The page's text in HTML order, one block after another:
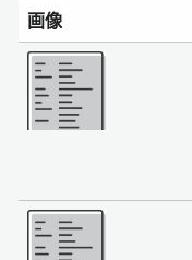
画像
さらに表示
さらに表示